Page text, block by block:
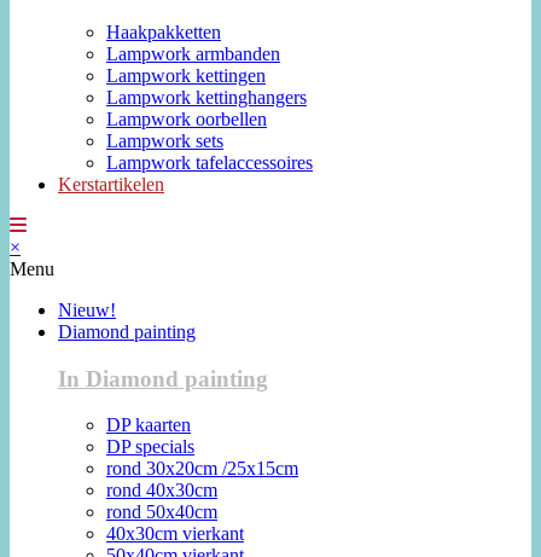
Haakpakketten
Lampwork armbanden
Lampwork kettingen
Lampwork kettinghangers
Lampwork oorbellen
Lampwork sets
Lampwork tafelaccessoires
Kerstartikelen
×
Menu
Nieuw!
Diamond painting
In Diamond painting
DP kaarten
DP specials
rond 30x20cm /25x15cm
rond 40x30cm
rond 50x40cm
40x30cm vierkant